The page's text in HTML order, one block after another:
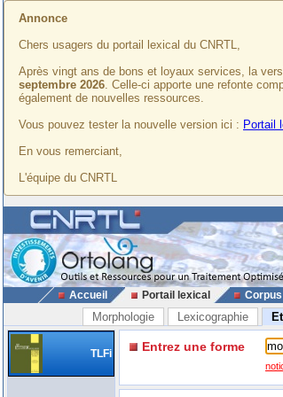
Annonce
Chers usagers du portail lexical du CNRTL,
Après vingt ans de bons et loyaux services, la
septembre 2026. Celle-ci apporte une refonte
également de nouvelles ressources.
Vous pouvez tester la nouvelle version ici : Portail
En vous remerciant,
L'équipe du CNRTL
Accueil Portail lexical Corpus
Morphologie Lexicographie
TLFi Entrez une forme